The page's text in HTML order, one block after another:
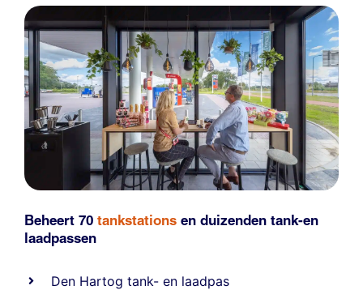
Beheert 70 tankstations en duizenden tank-en
laadpassen
Den Hartog tank- en laadpas